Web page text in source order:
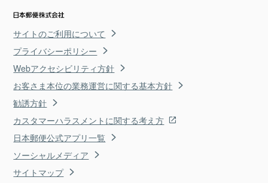
サイトのご利用について
プライバシーポリシー
Webアクセシビリティ方針
お客さま本位の業務運営に関する基本方針
勧誘方針
カスタマーハラスメントに関する考え方
日本郵便公式アプリ一覧
ソーシャルメディア
サイトマップ